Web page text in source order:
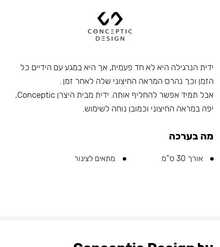
ידית הנרגילה היא לא חד פעמית, אך היא במגע עם הידיים כל
הזמן וכך נהרס המראה החיצוני שלה לאחר זמן .
אבל תמיד אפשר להחליף אותה. ידית מבית היצרן Conceptic,
יפה במראה החיצוני וכמובן נוחה לשימוש.
מה בערכה
אורך 30 ס”מ מתאים לצינור